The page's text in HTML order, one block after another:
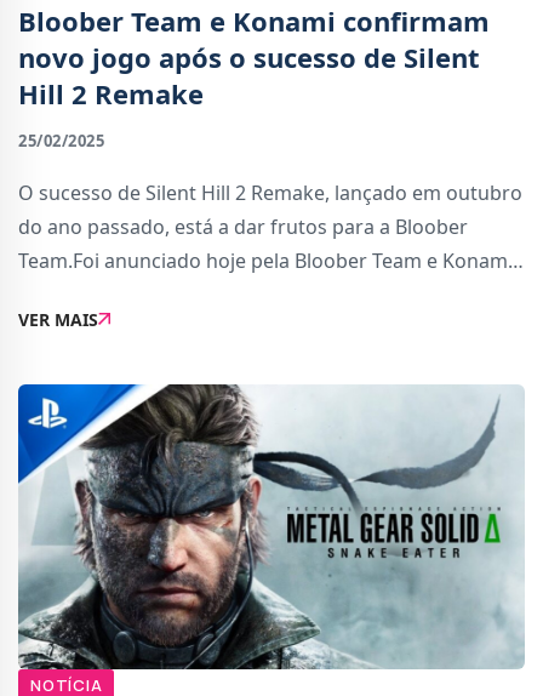
Bloober Team e Konami confirmam
novo jogo após o sucesso de Silent
Hill 2 Remake
25/02/2025
O sucesso de Silent Hill 2 Remake, lançado em outubro
do ano passado, está a dar frutos para a Bloober
Team.Foi anunciado hoje pela Bloober Team e Konami
novo projeto baseado numa propriedade in
VER MAIS
NOTÍCIA